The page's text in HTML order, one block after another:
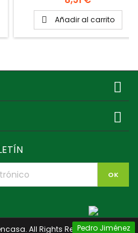
aproximadamente Bandeja:
Peso que se solicite, siendo
el peso mas habitual 2 kg
aproximadamente PINCHAR
 Añadir al carrito


Pedro Jiménez
All Rights Reserved.